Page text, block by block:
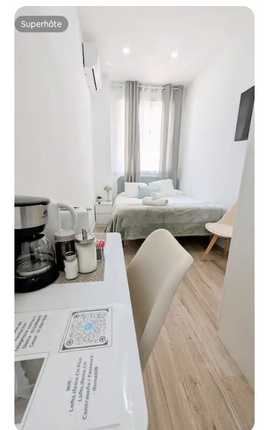
Superhôte
Superhôte